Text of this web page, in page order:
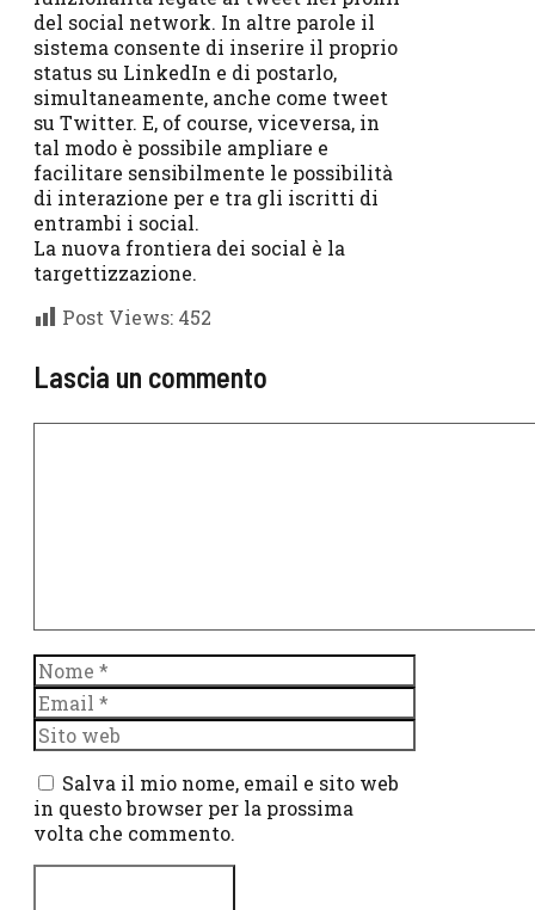
del social network. In altre parole il
sistema consente di inserire il proprio
status su LinkedIn e di postarlo,
simultaneamente, anche come tweet
su Twitter. E, of course, viceversa, in
tal modo è possibile ampliare e
facilitare sensibilmente le possibilità
di interazione per e tra gli iscritti di
entrambi i social.
La nuova frontiera dei social è la
targettizzazione.
Post Views: 452
Lascia un commento
Nome
Email
Sito
web
Salva il mio nome, email e sito web
in questo browser per la prossima
volta che commento.